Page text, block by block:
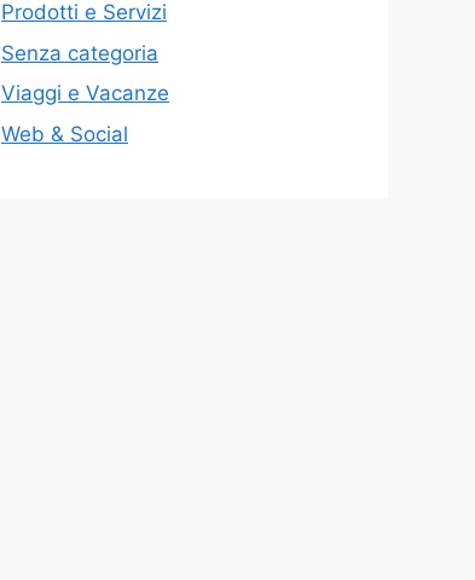
Prodotti e Servizi
Senza categoria
Viaggi e Vacanze
Web & Social